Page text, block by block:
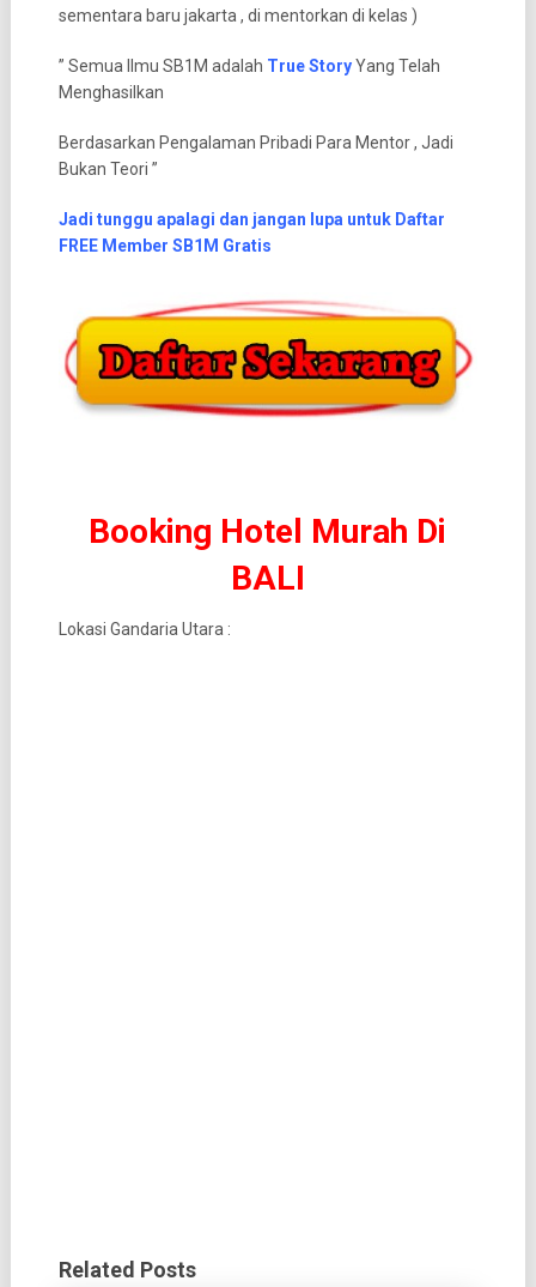
sementara baru jakarta , di mentorkan di kelas )
” Semua Ilmu SB1M adalah True StoryYang Telah
Menghasilkan
Berdasarkan Pengalaman Pribadi Para Mentor , Jadi
Bukan Teori ”
Jadi tunggu apalagi dan jangan lupa untuk Daftar
FREE Member SB1M Gratis
Booking Hotel Murah Di
BALI
Lokasi Gandaria Utara :
Related Posts